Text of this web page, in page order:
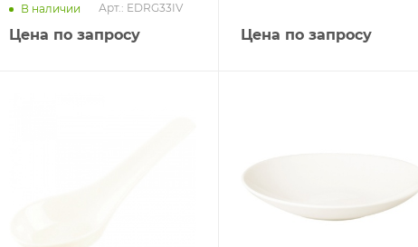
В наличии Арт.: EDRG33IV
Цена по запросу Цена по запросу